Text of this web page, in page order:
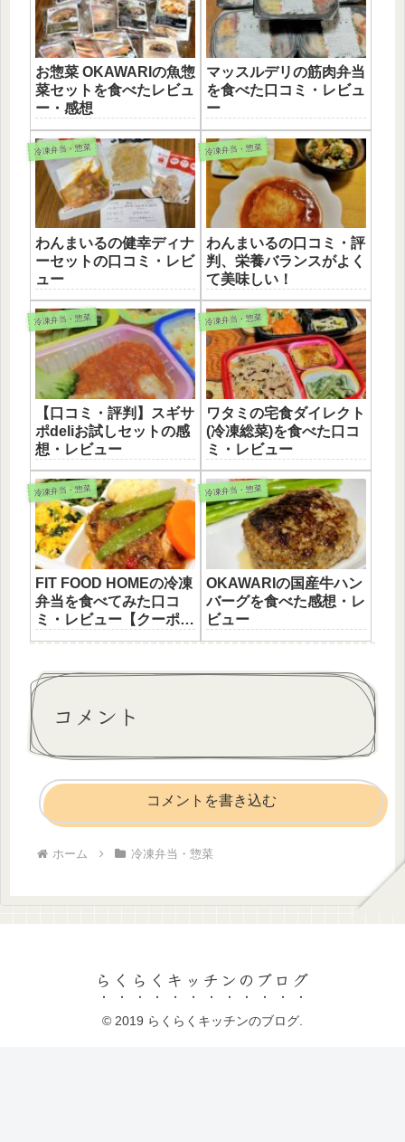
お惣菜 OKAWARIの魚惣
菜セットを食べたレビュ
ー・感想
マッスルデリの筋肉弁当
を食べた口コミ・レビュ
ー
冷凍弁当・惣菜
わんまいるの健幸ディナ
ーセットの口コミ・レビ
ュー
冷凍弁当・惣菜
わんまいるの口コミ・評
判、栄養バランスがよく
て美味しい！
冷凍弁当・惣菜
【口コミ・評判】スギサ
ポdeliお試しセットの感
想・レビュー
冷凍弁当・惣菜
ワタミの宅食ダイレクト
(冷凍総菜)を食べた口コ
ミ・レビュー
冷凍弁当・惣菜
FIT FOOD HOMEの冷凍
弁当を食べてみた口コ
ミ・レビュー【クーポン
あり】
冷凍弁当・惣菜
OKAWARIの国産牛ハン
バーグを食べた感想・レ
ビュー
コメント
コメントを書き込む
ホーム 冷凍弁当・惣菜
らくらくキッチンのブログ
© 2019 らくらくキッチンのブログ.